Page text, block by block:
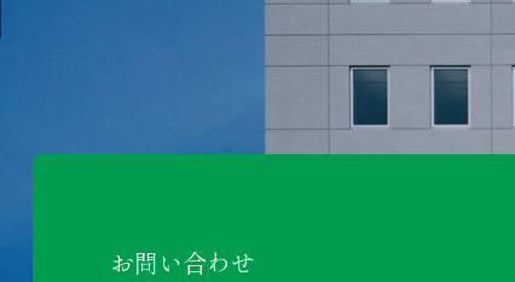
お問い合わせ